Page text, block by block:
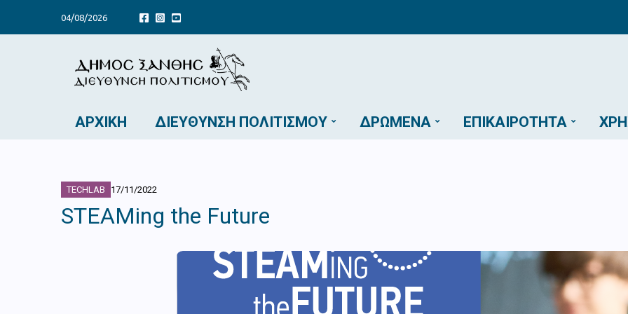
04/08/2026
ΑΡΧΙΚΉ ΔΙΕΎΘΥΝΣΗ ΠΟΛΙΤΙΣΜΟΎ ΔΡΏΜΕΝΑ ΕΠΙΚΑΙΡΌΤΗΤΑ
TECHLAB 17/11/2022
STEAMing the Future